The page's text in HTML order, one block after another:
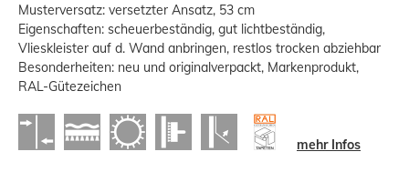
Musterversatz: versetzter Ansatz, 53 cm
Eigenschaften: scheuerbeständig, gut lichtbeständig,
Vlieskleister auf d. Wand anbringen, restlos trocken abziehbar
Besonderheiten: neu und originalverpackt, Markenprodukt,
RAL-Gütezeichen
mehr Infos